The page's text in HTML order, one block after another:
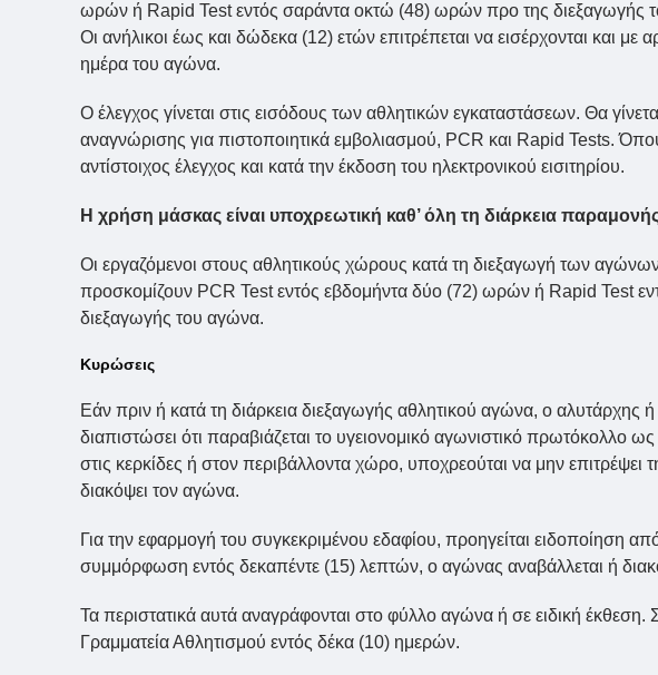
ωρών ή Rapid Test εντός σαράντα οκτώ (48) ωρών προ της διεξαγωγής
Οι ανήλικοι έως και δώδεκα (12) ετών επιτρέπεται να εισέρχονται και με
ημέρα του αγώνα.
Ο έλεγχος γίνεται στις εισόδους των αθλητικών εγκαταστάσεων. Θα
αναγνώρισης για πιστοποιητικά εμβολιασμού, PCR και Rapid Tests. Όπου
αντίστοιχος έλεγχος και κατά την έκδοση του ηλεκτρονικού εισιτηρίου.
Η χρήση μάσκας είναι υποχρεωτική καθ’ όλη τη διάρκεια
Οι εργαζόμενοι στους αθλητικούς χώρους κατά τη διεξαγωγή των
προσκομίζουν PCR Test εντός εβδομήντα δύο (72) ωρών ή Rapid Test
διεξαγωγής του αγώνα.
Κυρώσεις
Εάν πριν ή κατά τη διάρκεια διεξαγωγής αθλητικού αγώνα, ο
διαπιστώσει ότι παραβιάζεται το υγειονομικό αγωνιστικό πρωτόκολλο
στις κερκίδες ή στον περιβάλλοντα χώρο, υποχρεούται να μην επιτρέψει
διακόψει τον αγώνα.
Για την εφαρμογή του συγκεκριμένου εδαφίου, προηγείται ειδοποίηση
συμμόρφωση εντός δεκαπέντε (15) λεπτών, ο αγώνας αναβάλλεται ή
Τα περιστατικά αυτά αναγράφονται στο φύλλο αγώνα ή σε ειδική έκθεση.
Γραμματεία Αθλητισμού εντός δέκα (10) ημερών.